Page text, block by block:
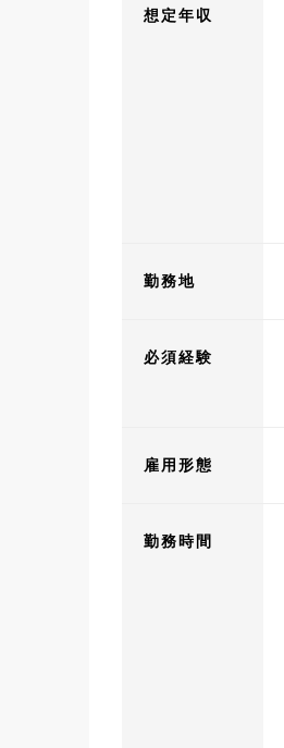
想定年収
勤務地
必須経験
雇用形態
勤務時間